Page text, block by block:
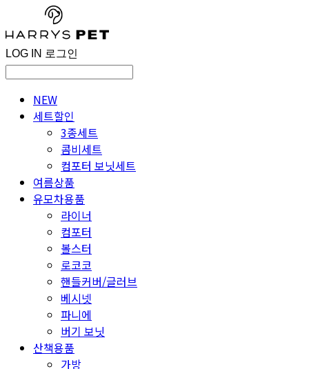
LOG IN 로그인
NEW
세트할인
3종세트
콤비세트
컴포터 보닛세트
여름상품
유모차용품
라이너
컴포터
볼스터
로코코
핸들커버/글러브
베시넷
파니에
버기 보닛
산책용품
가방